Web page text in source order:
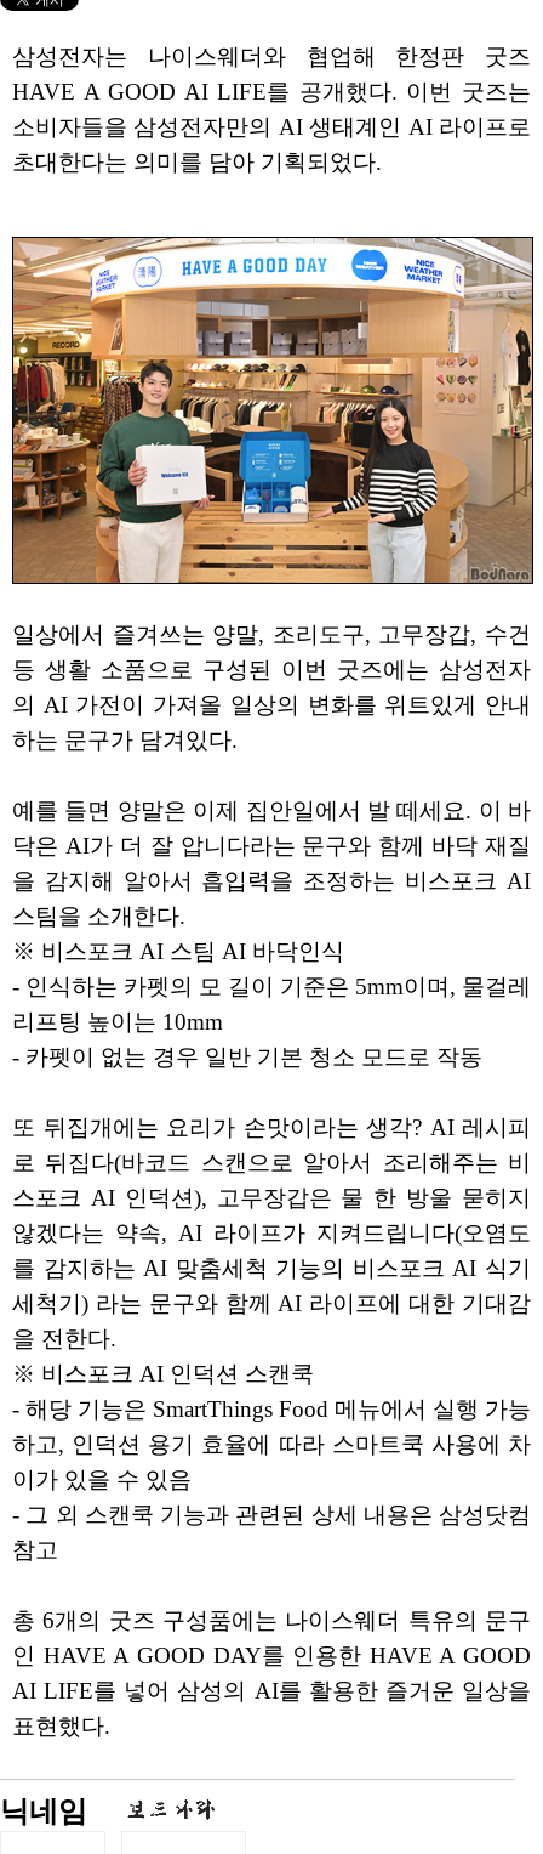
삼성전자는 나이스웨더와 협업해 한정판 굿즈
HAVE A GOOD AI LIFE를 공개했다. 이번 굿즈는
소비자들을 삼성전자만의 AI 생태계인 AI 라이프로
초대한다는 의미를 담아 기획되었다.
일상에서 즐겨쓰는 양말, 조리도구, 고무장갑, 수건
등 생활 소품으로 구성된 이번 굿즈에는 삼성전자
의 AI 가전이 가져올 일상의 변화를 위트있게 안내
하는 문구가 담겨있다.
예를 들면 양말은 이제 집안일에서 발 떼세요. 이 바
닥은 AI가 더 잘 압니다라는 문구와 함께 바닥 재질
을 감지해 알아서 흡입력을 조정하는 비스포크 AI
스팀을 소개한다.
※ 비스포크 AI 스팀 AI 바닥인식
- 인식하는 카펫의 모 길이 기준은 5mm이며, 물걸레
리프팅 높이는 10mm
- 카펫이 없는 경우 일반 기본 청소 모드로 작동
또 뒤집개에는 요리가 손맛이라는 생각? AI 레시피
로 뒤집다(바코드 스캔으로 알아서 조리해주는 비
스포크 AI 인덕션), 고무장갑은 물 한 방울 묻히지
않겠다는 약속, AI 라이프가 지켜드립니다(오염도
를 감지하는 AI 맞춤세척 기능의 비스포크 AI 식기
세척기) 라는 문구와 함께 AI 라이프에 대한 기대감
을 전한다.
※ 비스포크 AI 인덕션 스캔쿡
- 해당 기능은 SmartThings Food 메뉴에서 실행 가능
하고, 인덕션 용기 효율에 따라 스마트쿡 사용에 차
이가 있을 수 있음
- 그 외 스캔쿡 기능과 관련된 상세 내용은 삼성닷컴
참고
총 6개의 굿즈 구성품에는 나이스웨더 특유의 문구
인 HAVE A GOOD DAY를 인용한 HAVE A GOOD
AI LIFE를 넣어 삼성의 AI를 활용한 즐거운 일상을
표현했다.
닉네임